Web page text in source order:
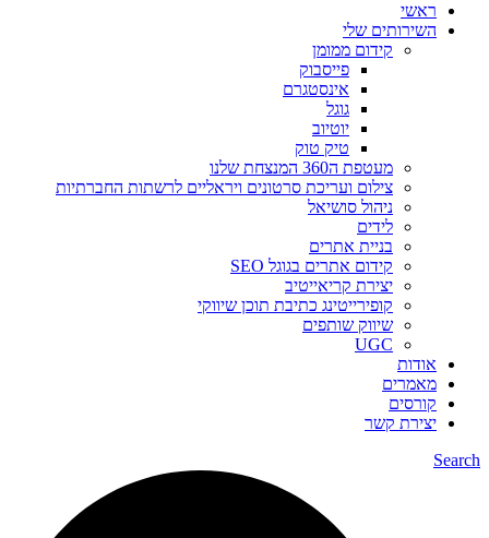
ראשי
השירותים שלי
קידום ממומן
פייסבוק
אינסטגרם
גוגל
יוטיוב
טיק טוק
מעטפת ה360 המנצחת שלנו
צילום ועריכת סרטונים ויראליים לרשתות החברתיות
ניהול סושיאל
לידים
בניית אתרים
קידום אתרים בגוגל SEO
יצירת קריאייטיב
קופירייטינג כתיבת תוכן שיווקי
שיווק שותפים
UGC
אודות
מאמרים
קורסים
יצירת קשר
Search